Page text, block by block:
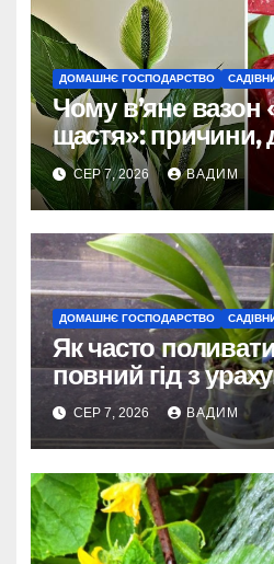
ДОМАШНЄ ГОСПОДАРСТВО
Чому в’яне вазон
щастя»: причини,
порятунок рослини
СЕР 7, 2026 ВАДИМ
ДОМАШНЄ ГОСПОДАРСТВО
Як часто
повний гід з
сезону та виду
СЕР 7, 2026 ВАДИМ